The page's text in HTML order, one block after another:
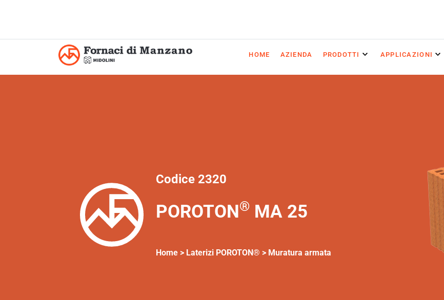
HOME AZIENDA PRODOTTI APPLICAZIONI
Codice 2320
POROTON® MA 25
Home > Laterizi POROTON® > Muratura armata